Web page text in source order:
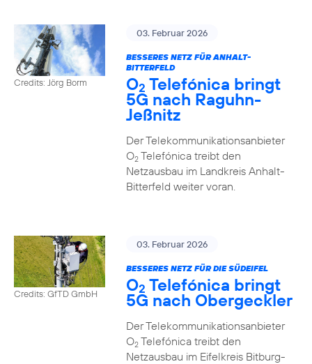
Credits: Jörg Borm
03. Februar 2026
BESSERES NETZ FÜR ANHALT-
BITTERFELD
O2 Telefónica bringt
5G nach Raguhn-
Jeßnitz
Der Telekommunikationsanbieter
O2Telefónica treibt den
Netzausbau im Landkreis Anhalt-
Bitterfeld weiter voran.
Credits: GfTD GmbH
03. Februar 2026
BESSERES NETZ FÜR DIE SÜDEIFEL
O2 Telefónica bringt
5G nach Obergeckler
Der Telekommunikationsanbieter
O2Telefónica treibt den
Netzausbau im Eifelkreis Bitburg-